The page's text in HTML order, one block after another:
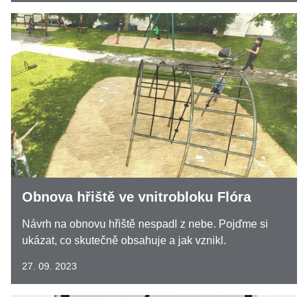
Obnova hřiště ve vnitrobloku Flóra
Návrh na obnovu hřiště nespadl z nebe. Pojďme si
ukázat, co skutečně obsahuje a jak vznikl.
27. 09. 2023